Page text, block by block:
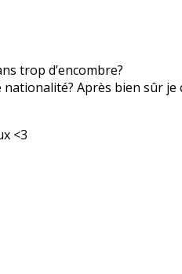
trop d’encombre?
Après bien sûr
<3